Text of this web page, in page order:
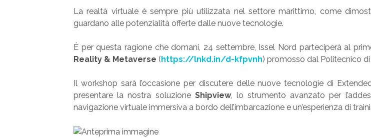
La realtà virtuale è sempre più utilizzata nel settore marittimo, come
guardano alle potenzialità offerte dalle nuove tecnologie.
È per questa ragione che domani, 24 settembre, Issel Nord parteciperà al
Reality & Metaverse (https://lnkd.in/d-kfpvnh) promosso dal Politecnico di
Il workshop sarà l’occasione per discutere delle nuove tecnologie di
presentare la nostra soluzione Shipview, lo strumento avanzato per
navigazione virtuale immersiva a bordo dell’imbarcazione e un’esperienza di